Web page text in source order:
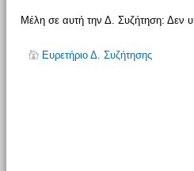
Μέλη σε αυτή την Δ. Συζήτηση: Δεν
Ευρετήριο Δ. Συζήτησης